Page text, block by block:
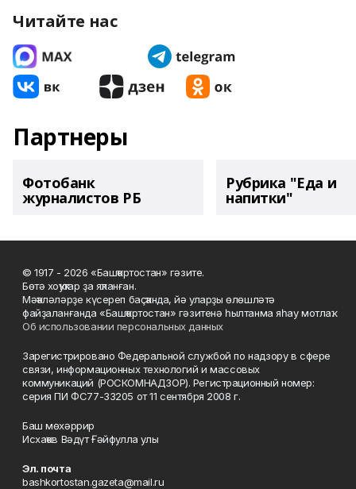
Читайте нас
Партнеры
Фотобанк
журналистов РБ
Рубрика "Еда и
напитки"
© 1917 - 2026 «Башҡортостан» гәзите.
Бөтә хоҡуҡтар ҙа яҡланған.
Мәҡәләләрҙе күсереп баҫҡанда, йә уларҙы өлөшләтә
файҙаланғанда «Башҡортостан» гәзитенә һылтанма яһау мотлаҡ.
Об использовании персональных данных
Зарегистрировано Федеральной службой по надзору в сфере
связи, информационных технологий и массовых
коммуникаций (РОСКОМНАДЗОР). Регистрационный номер:
серия ПИ ФС77-33205 от 11 сентября 2008 г.
Баш мөхәррир
Исхаҡов Вәдүт Ғәйфулла улы
Эл. почта
bashkortostan.gazeta@mail.ru